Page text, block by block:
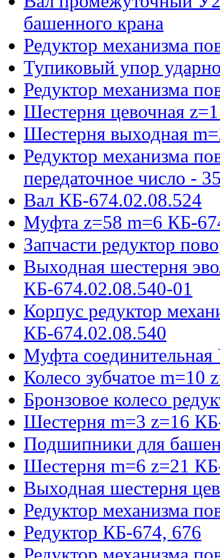
башенного крана
Редуктор механизма
Тупиковый упор
Редуктор механизма
Шестерня цевочная
Шестерня выходная
Редуктор механизма
передаточное число -
Вал КБ-674.02.08.524
Муфта z=58 m=6 КБ-
Запчасти редуктор
Выходная шестерня
КБ-674.02.08.540-01
Корпус редуктор
КБ-674.02.08.540
Муфта соединительная
Колесо зубчатое
Бронзовое колесо
Шестерня m=3 z=16
Подшипники для
Шестерня m=6 z=21
Выходная шестерня
Редуктор механизма
Редуктор КБ-674, 676